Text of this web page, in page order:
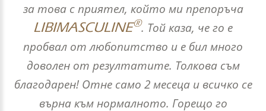
за това с приятел, който ми препоръча
LIBIMASCULINE®. Той каза, че го е
пробвал от любопитство и е бил много
доволен от резултатите. Толкова съм
благодарен! Отне само 2 месеца и всичко се
върна към нормалното. Горещо го